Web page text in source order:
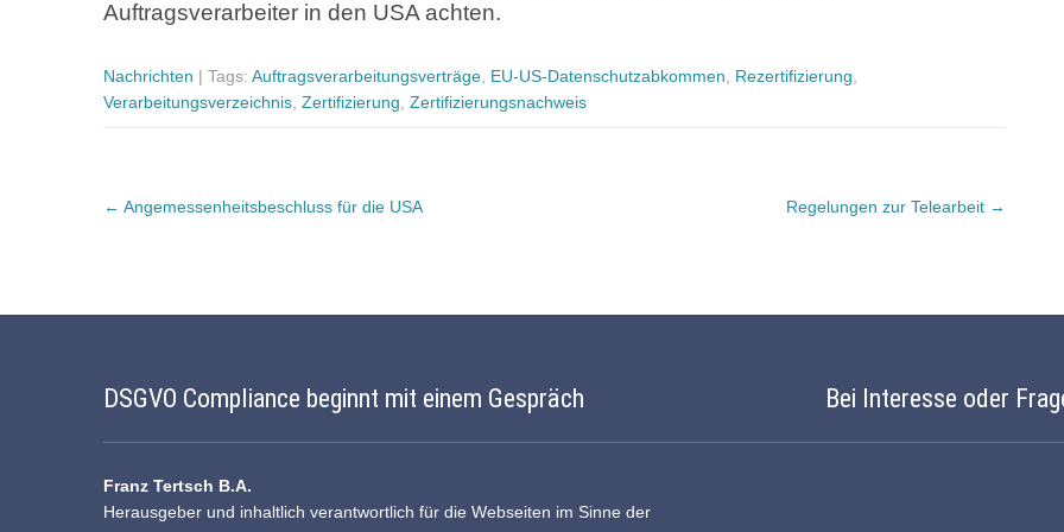
Auftragsverarbeiter in den USA achten.
Nachrichten | Tags: Auftragsverarbeitungsverträge EU-US-Datenschutzabkommen Rezertifizierung
Verarbeitungsverzeichnis Zertifizierung Zertifizierungsnachweis
Post
← Angemessenheitsbeschluss für die USA Regelungen zur Telearbeit →
DSGVO Compliance beginnt mit einem Gespräch
Franz Tertsch B.A.
Herausgeber und inhaltlich verantwortlich für die Webseiten im Sinne der
Bei Interesse oder